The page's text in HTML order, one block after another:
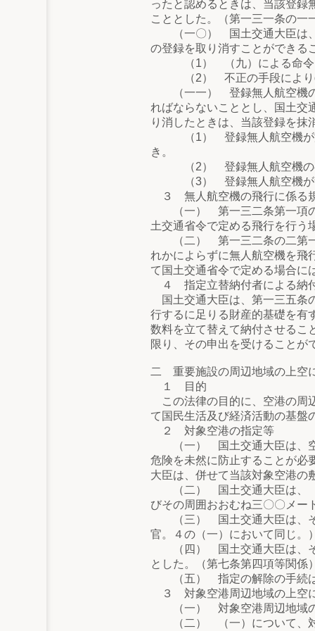
ったと認めるときは、当該登録
こととした。（第一三一条の一
（一〇） 国土交通大臣は、
の登録を取り消すことができる
（1） （九）による命令
（2） 不正の手段により㈣
（一一） 登録無人航空機の
ればならないこととし、国土交
り消したときは、当該登録を
（1） 登録無人航空機が滅失
き。
（2） 登録無人航空機の存
（3） 登録無人航空機が無
３ 無人航空機の飛行に係る
（一） 第一三二条第一項の
土交通省令で定める飛行を行う
（二） 第一三二条の二第一
れかによらずに無人航空機を飛
て国土交通省令で定める場合に
４ 指定立替納付者による納
国土交通大臣は、第一三五条
行するに足りる財産的基礎を有
数料を立て替えて納付させるこ
限り、その申出を受けることが
二 重要施設の周辺地域の上空
１ 目的
この法律の目的に、空港の周
て国民生活及び経済活動の基盤
２ 対象空港の指定等
（一） 国土交通大臣は、空
危険を未然に防止することが必
大臣は、併せて当該対象空港の
（二） 国土交通大臣は、（
びその周囲おおむね三〇〇メー
（三） 国土交通大臣は、そ
官。４の（一）において同じ。
（四） 国土交通大臣は、そ
とした。（第七条第四項等関係
（五） 指定の解除の手続は
３ 対象空港周辺地域の上空
（一） 対象空港周辺地域の
（二） （一）について、対